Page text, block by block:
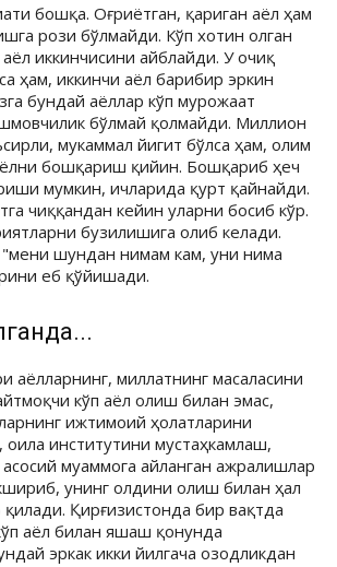
бошқа. Оғриётган, қариган аёл ҳам
рози бўлмайди. Кўп хотин олган
иккинчисини айблайди. У очиқ
ҳам, иккинчи аёл барибир эркин
бундай аёллар кўп мурожаат
бўлмай қолмайди. Миллион
мукаммал йигит бўлса ҳам, олим
бошқариш қийин. Бошқариб ҳеч
мумкин, ичларида қурт қайнайди.
чиққандан кейин уларни босиб кўр.
бузилишига олиб келади.
шундан нимам кам, уни нима
еб қўйишади.
аёлларнинг, миллатнинг масаласини
кўп аёл олиш билан эмас,
ижтимоий ҳолатларини
институтини мустаҳкамлаш,
асосий муаммога айланган ажралишлар
унинг олдини олиш билан ҳал
Қирғизистонда бир вақтда
аёл билан яшаш қонунда
эркак икки йилгача озодликдан